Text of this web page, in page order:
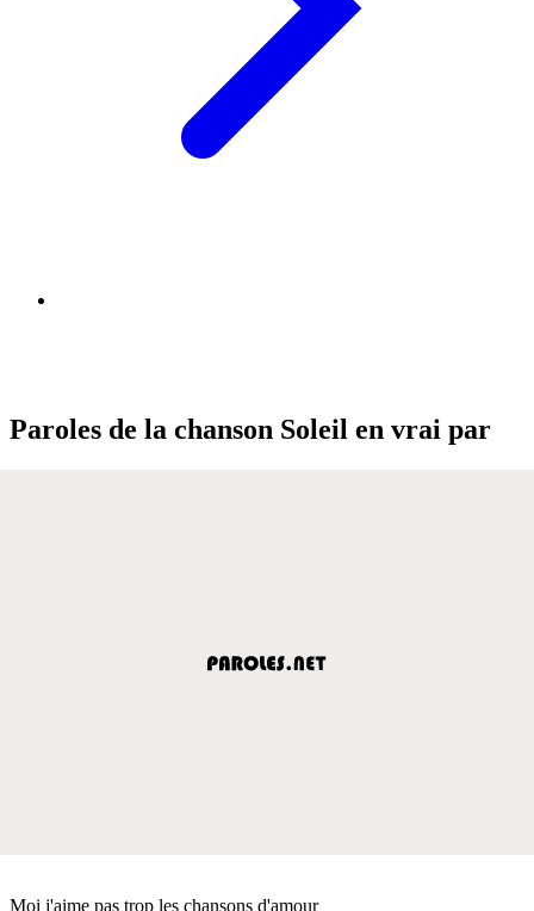
Paroles de la chanson Soleil en vrai par
Moi j'aime pas trop les chansons d'amour